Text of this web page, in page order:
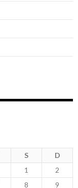
S
D
1
2
8
9